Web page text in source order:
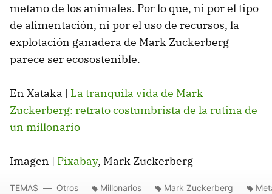
metano de los animales. Por lo que, ni por el tipo
de alimentación, ni por el uso de recursos, la
explotación ganadera de Mark Zuckerberg
parece ser ecosostenible.
En Xataka | La tranquila vida de Mark
Zuckerberg: retrato costumbrista de la rutina de
un millonario
Imagen | Pixabay, Mark Zuckerberg
TEMAS Otros Millonarios Mark Zuckerberg